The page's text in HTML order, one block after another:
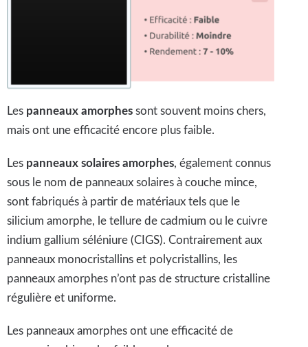
Les panneaux amorphessont souvent moins chers,
mais ont une efficacité encore plus faible.
Les panneaux solaires amorphes, également connus
sous le nom de panneaux solaires à couche mince,
sont fabriqués à partir de matériaux tels que le
silicium amorphe, le tellure de cadmium ou le cuivre
indium gallium séléniure (CIGS). Contrairement aux
panneaux monocristallins et polycristallins, les
panneaux amorphes n’ont pas de structure cristalline
régulière et uniforme.
Les panneaux amorphes ont une efficacité de